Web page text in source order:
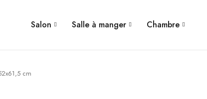
Salon Salle à manger Chambre
cm